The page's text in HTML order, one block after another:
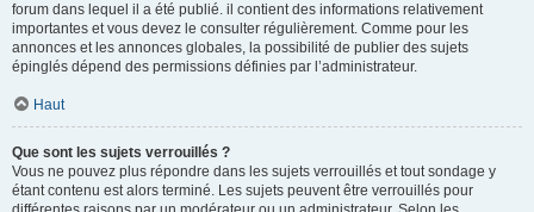
forum dans lequel il a été publié. il contient des informations relativement
importantes et vous devez le consulter régulièrement. Comme pour les
annonces et les annonces globales, la possibilité de publier des sujets
épinglés dépend des permissions définies par l’administrateur.
Haut
Que sont les sujets verrouillés ?
Vous ne pouvez plus répondre dans les sujets verrouillés et tout sondage y
étant contenu est alors terminé. Les sujets peuvent être verrouillés pour